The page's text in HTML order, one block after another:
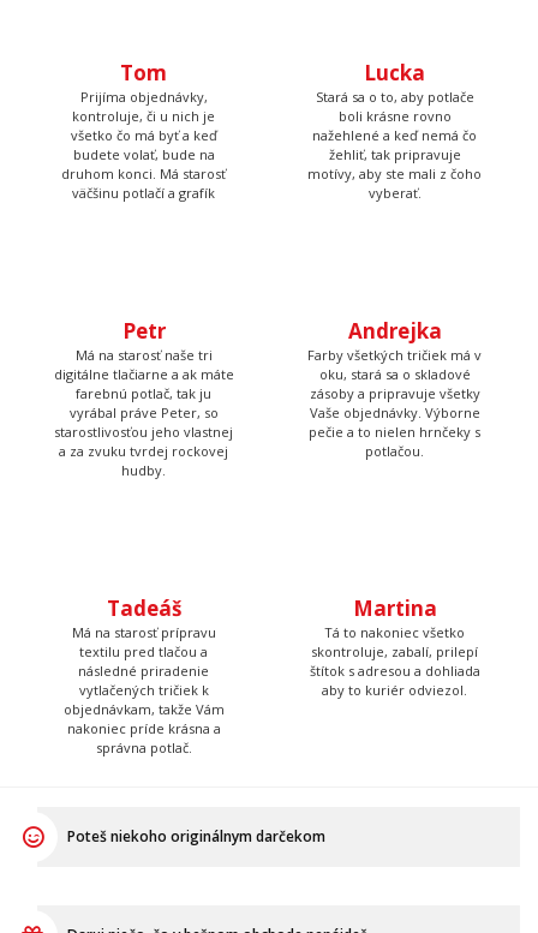
všetko čo má byť a keď
budete volať, bude na
druhom konci. Má starosť
väčšinu potlačí a grafík
nažehlené a keď nemá čo
žehliť, tak pripravuje
motívy, aby ste mali z čoho
vyberať.
Petr
a za zvuku tvrdej rockovej
hudby.
zásoby a pripravuje všetky
Vaše objednávky. Výborne
pečie a to nielen hrnčeky s
potlačou.
vytlačených tričiek k
objednávkam, takže Vám
nakoniec príde krásna a
správna potlač.
aby to kuriér odviezol.
Poteš niekoho originálnym darčekom
Daruj niečo, čo v bežnom obchode nenájdeš